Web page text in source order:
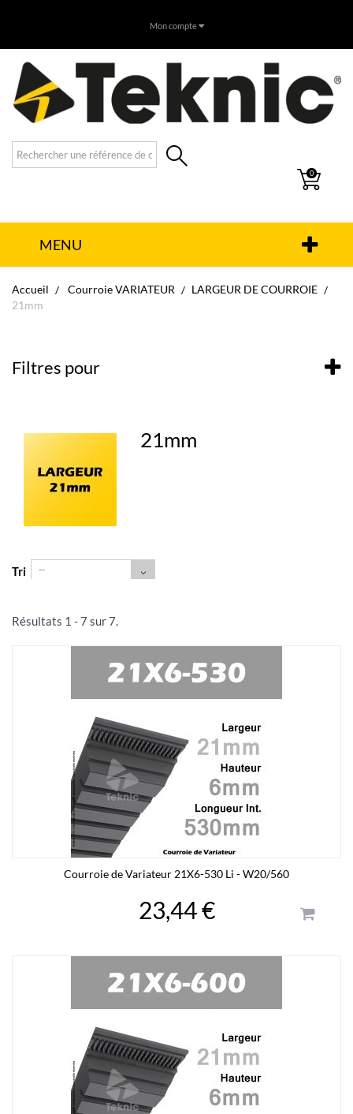
Mon compte
0
MENU
Accueil Courroie VARIATEUR
LARGEUR DE COURROIE
21mm
Filtres pour
21mm
Tri --
Résultats 1 - 7 sur 7.
Courroie de Variateur 21X6-530 Li - W20/560
23,44 €